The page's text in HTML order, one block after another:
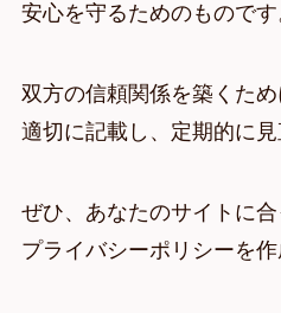
安心を守るためのものです
双方の信頼関係を築くため
適切に記載し、定期的に見
ぜひ、あなたのサイトに合
プライバシーポリシーを